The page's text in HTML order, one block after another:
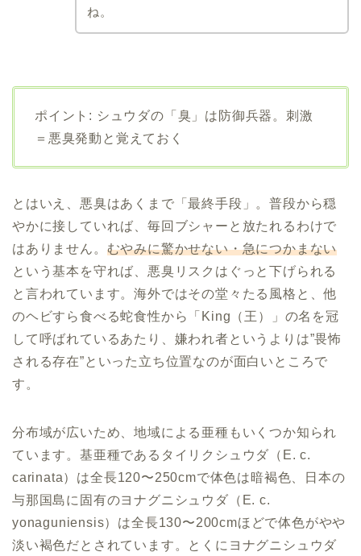
ね。
ポイント: シュウダの「臭」は防御兵器。刺激
＝悪臭発動と覚えておく
とはいえ、悪臭はあくまで「最終手段」。普段から穏
やかに接していれば、毎回ブシャーと放たれるわけで
はありません。 むやみに驚かせない・急につかまない
という基本を守れば、悪臭リスクはぐっと下げられる
と言われています。海外ではその堂々たる風格と、他
のヘビすら食べる蛇食性から「King（王）」の名を冠
して呼ばれているあたり、嫌われ者というよりは”畏怖
される存在”といった立ち位置なのが面白いところで
す。
分布域が広いため、地域による亜種もいくつか知られ
ています。基亜種であるタイリクシュウダ（E. c.
carinata）は全長120〜250cmで体色は暗褐色、日本の
与那国島に固有のヨナグニシュウダ（E. c.
yonaguniensis）は全長130〜200cmほどで体色がやや
淡い褐色だとされています。とくにヨナグニシュウダ